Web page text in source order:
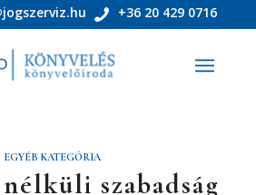
+36 20 429 0716
EGYÉB KATEGÓRIA
szabadság